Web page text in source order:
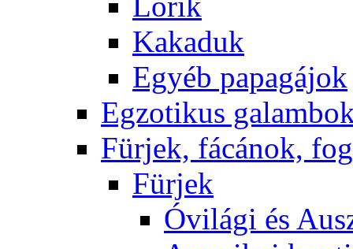
Kakaduk
Egyéb papagájok
Egzotikus
Fürjek, fácánok,
Fürjek
Óvilági és